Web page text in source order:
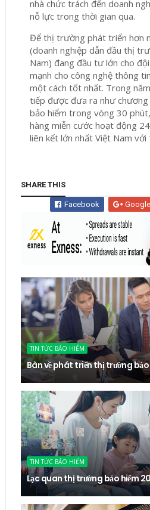
nhà chức trách đến doanh
nỗ lực trong thời gian qua.
Để thị trường phát triển hơn
(doanh nghiệp dẫn đầu thị
Nam) đang đầu tư lớn cho
mạnh cho công nghệ thông
một cách tốt nhất. Trong
tiếp được đưa ra như chương
bảo hiểm trong vòng 30
hàng miễn cước hoạt động
liên kết lớn nhất Việt Nam
SHARE THIS
Facebook
TIN TỨC BẢO HIỂM
Bàn về phát triển thị trường bảo
TIN TỨC BẢO HIỂM
Lạc quan thị trường bảo hiểm